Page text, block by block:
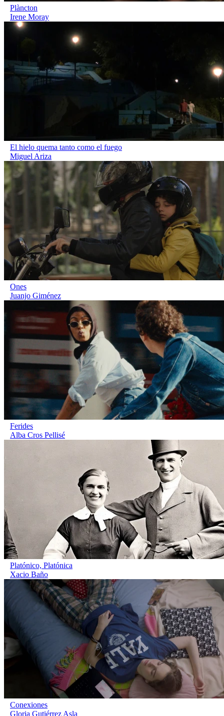
Plàncton
Irene Moray
El hielo quema tanto como el fuego
Miguel Ariza
Ones
Juanjo Giménez
Ferides
Alba Cros Pellisé
Platónico, Platónica
Xacio Baño
Conexiones
Gloria Gutiérrez Asla